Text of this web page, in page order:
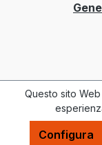
Questo sito
Configura